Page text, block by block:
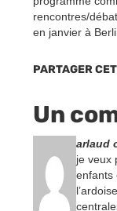
rencontres/
en janvier à
PARTAGER
Un
arlaud
je veux
enfants